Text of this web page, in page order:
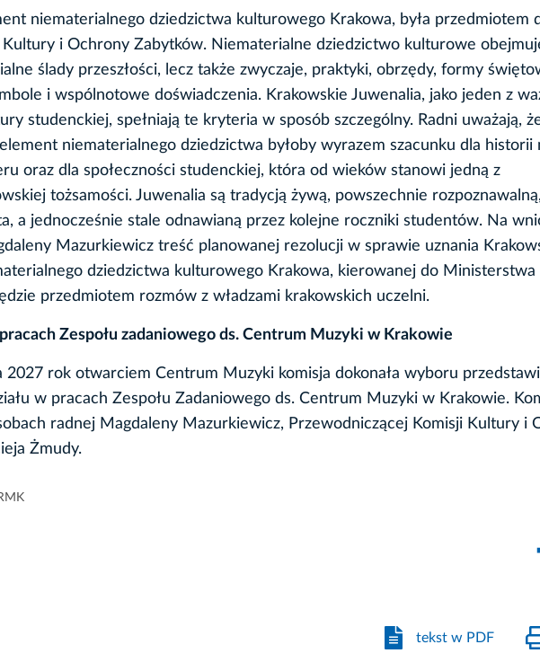
niematerialnego dziedzictwa kulturowego Krakowa, była przedmiotem
Kultury i Ochrony Zabytków. Niematerialne dziedzictwo kulturowe
ślady przeszłości, lecz także zwyczaje, praktyki, obrzędy, formy
i wspólnotowe doświadczenia. Krakowskie Juwenalia, jako jeden z
studenckiej, spełniają te kryteria w sposób szczególny. Radni uważają,
niematerialnego dziedzictwa byłoby wyrazem szacunku dla historii
oraz dla społeczności studenckiej, która od wieków stanowi jedną z
tożsamości. Juwenalia są tradycją żywą, powszechnie rozpoznawalną,
a jednocześnie stale odnawianą przez kolejne roczniki studentów. Na
Mazurkiewicz treść planowanej rezolucji w sprawie uznania
dziedzictwa kulturowego Krakowa, kierowanej do
przedmiotem rozmów z władzami krakowskich uczelni.
Zespołu zadaniowego ds. Centrum Muzyki w Krakowie
2027 rok otwarciem Centrum Muzyki komisja dokonała wyboru
w pracach Zespołu Zadaniowego ds. Centrum Muzyki w Krakowie.
radnej Magdaleny Mazurkiewicz, Przewodniczącej Komisji Kultury i
Żmudy.
tekst w PDF